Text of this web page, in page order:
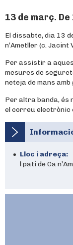
13 de març.
El dissabte, dia 13
n’Ametller (c.
Per assistir a
mesures de
neteja de mans
Per altra banda, és
el correu electrònic
Lloc i adreça:
l pati de Ca